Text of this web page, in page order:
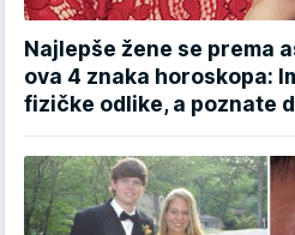
Najlepše žene se prema
ova 4 znaka horoskopa:
fizičke odlike, a poznate